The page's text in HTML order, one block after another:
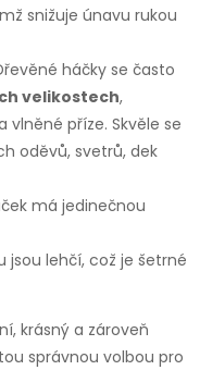
snižuje únavu rukou
háčky se často
velikostech,
příze. Skvěle se
oděvů, svetrů, dek
má jedinečnou
jsou lehčí, což je šetrné
krásný a zároveň
správnou volbou pro